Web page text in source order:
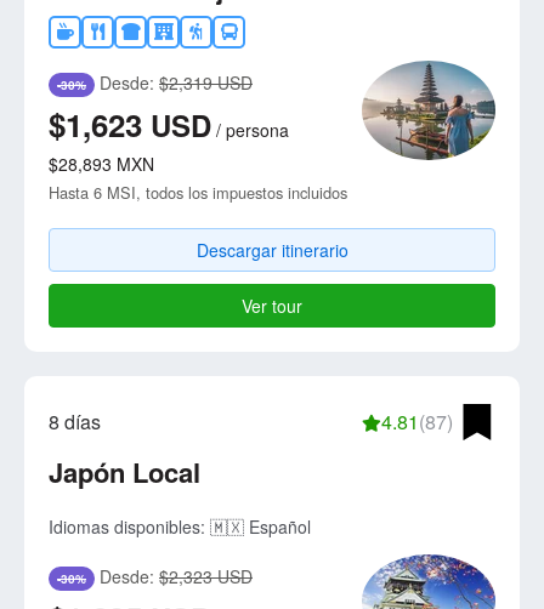
-30% Desde: $2,319 USD
$1,623 USD / persona
$28,893 MXN
Hasta 6 MSI, todos los impuestos incluidos
Descargar itinerario
Ver tour
8 días 4.81(87)
Japón Local
Idiomas disponibles: 🇲🇽 Español
-30% Desde: $2,323 USD